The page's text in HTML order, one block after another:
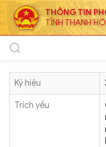
THÔNG TIN
TỈNH THANH
Ký hiệu
Trích yếu